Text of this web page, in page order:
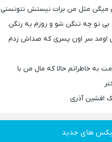
میگن مثل من برات نیستش نتونستی
تو چه تنگن شو و روزم یه رنگن
اومد سر اون پسری که صداش زدم
به خاطراتم حالا که مال من با
افشین آذری
های جدید